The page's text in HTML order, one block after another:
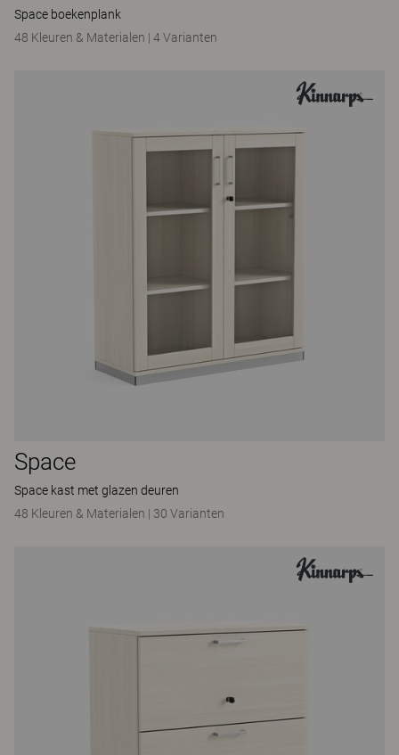
Space boekenplank
48 Kleuren & Materialen | 4 Varianten
Space
Space kast met glazen deuren
48 Kleuren & Materialen | 30 Varianten